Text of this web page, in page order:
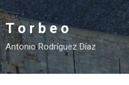
T o r b e o
Antonio Rodríguez Díaz